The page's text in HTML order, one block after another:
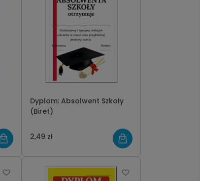
Dyplom: Absolwent Szkoły
(Biret)
2,49 zł